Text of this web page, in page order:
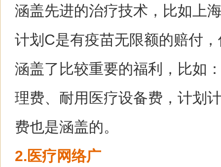
涵盖先进的治疗技术，比如上
计划C是有疫苗无限额的赔付
涵盖了比较重要的福利，比如
理费、耐用医疗设备费，计划
费也是涵盖的。
2.医疗网络广